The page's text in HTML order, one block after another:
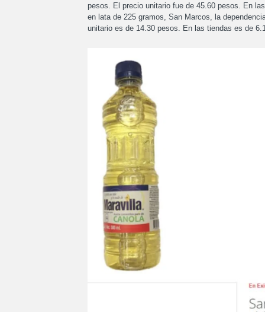
pesos. El precio unitario fue de 45.60 pesos. En
en lata de 225 gramos, San Marcos, la
unitario es de 14.30 pesos. En las tiendas es de